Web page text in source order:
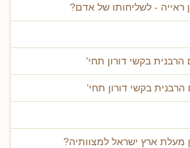
- לשליחותו של אדם?
בקשי דורון תחי'
בקשי דורון תחי'
ארץ ישראל למצוותיה?